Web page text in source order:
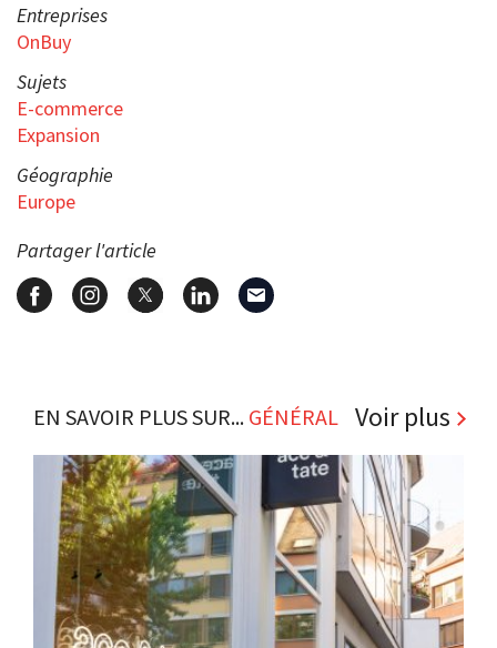
Entreprises
OnBuy
Sujets
E-commerce
Expansion
Géographie
Europe
Partager l'article
EN SAVOIR PLUS SUR... GÉNÉRAL Voir plus